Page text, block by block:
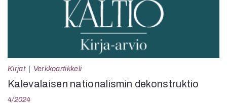
Kirjat Verkkoartikkeli
Kalevalaisen nationalismin dekonstruktio
4/2024